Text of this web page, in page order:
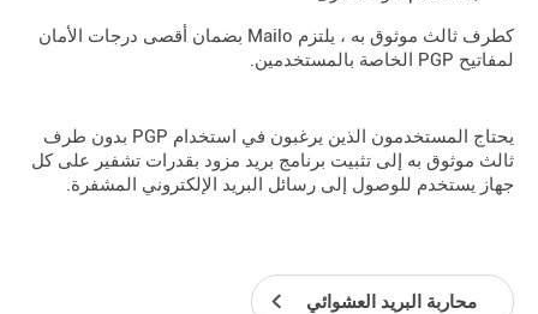
كطرف ثالث موثوق به ، يلتزم Mailo بضمان أقصى درجات الأمان
لمفاتيح PGP الخاصة بالمستخدمين.
يحتاج المستخدمون الذين يرغبون في استخدام PGP بدون طرف
ثالث موثوق به إلى تثبيت برنامج بريد مزود بقدرات تشفير على كل
جهاز يستخدم للوصول إلى رسائل البريد الإلكتروني المشفرة.
محاربة البريد العشوائي